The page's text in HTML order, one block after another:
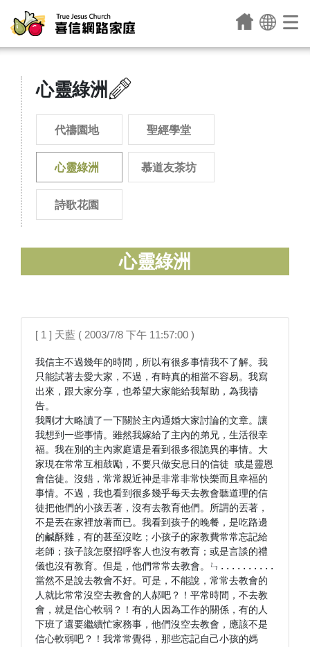
心靈綠洲
代禱園地 聖經學堂
心靈綠洲 慕道友茶坊
詩歌花園
心靈綠洲
[ 1 ] 天藍 ( 2003/7/8 下午 11:57:00 )
我信主不過幾年的時間，所以有很多事情我不了解。我
只能試著去愛大家，不過，有時真的相當不容易。我寫
出來，跟大家分享，也希望大家能給我幫助，為我禱
告。
我剛才大略讀了一下關於主內通婚大家討論的文章。讓
我想到一些事情。雖然我嫁給了主內的弟兄，生活很幸
福。我在別的主內家庭還是看到很多很詭異的事情。大
家現在常常互相鼓勵，不要只做安息日的信徒 或是靈恩
會信徒。沒錯，常常親近神是非常非常快樂而且幸福的
事情。不過，我也看到很多幾乎每天去教會聽道理的信
徒把他們的小孩丟著，沒有去教育他們。所謂的丟著，
不是丟在家裡放著而已。我看到孩子的晚餐，是吃路邊
的鹹酥雞，有的甚至沒吃；小孩子的家教費常常忘記給
老師；孩子該怎麼招呼客人也沒有教育；或是言談的禮
儀也沒有教育。但是，他們常常去教會。ㄣ..........
當然不是說去教會不好。可是，不能說，常常去教會的
人就比常常沒空去教會的人郝吧？！平常時間，不去教
會，就是信心軟弱？！有的人因為工作的關係，有的人
下班了還要繼續忙家務事，他們沒空去教會，應該不是
信心軟弱吧？！我常常覺得，那些忘記自己小孩的媽